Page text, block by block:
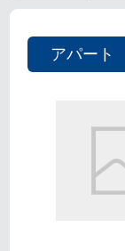
アパート